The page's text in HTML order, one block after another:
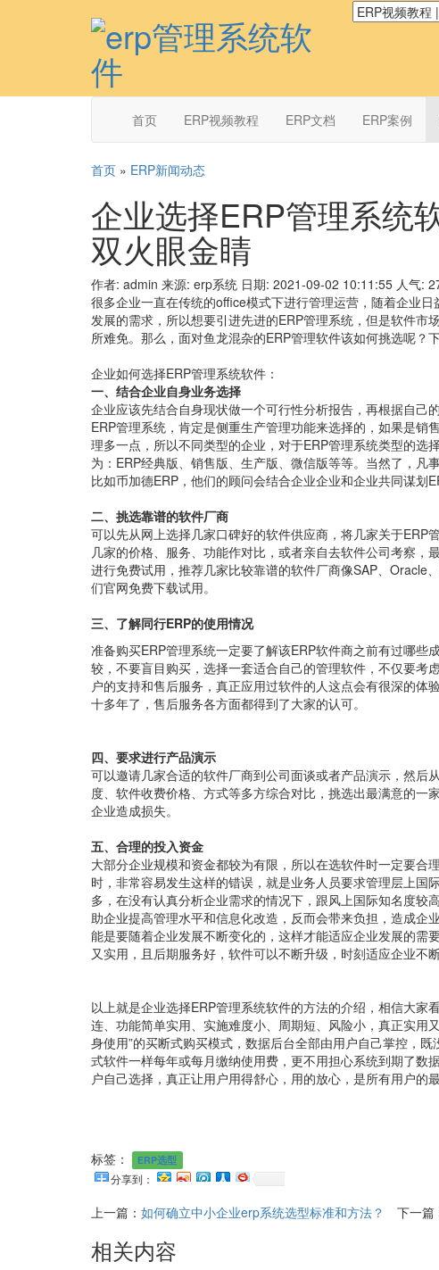
首页 ERP视频教程 ERP文档 ERP案例
首页 » ERP新闻动态
企业选择ERP管理系
双火眼金睛
作者: admin 来源: erp系统 日期: 2021-09-02 10:11:55 人气:
很多企业一直在传统的office模式下进行管理运营，随着企业
发展的需求，所以想要引进先进的ERP管理系统，但是软件
所难免。那么，面对鱼龙混杂的ERP管理软件该如何挑选呢？
企业如何选择ERP管理系统软件：
一、结合企业自身业务选择
企业应该先结合自身现状做一个可行性分析报告，再根据自己
ERP管理系统，肯定是侧重生产管理功能来选择的，如果是
理多一点，所以不同类型的企业，对于ERP管理系统类型的选
为：ERP经典版、销售版、生产版、微信版等等。当然了，凡
比如币加德ERP，他们的顾问会结合企业企业和企业共同谋划
二、挑选靠谱的软件厂商
可以先从网上选择几家口碑好的软件供应商，将几家关于
几家的价格、服务、功能作对比，或者亲自去软件公司考察
进行免费试用，推荐几家比较靠谱的软件厂商像SAP、Oracle
们官网免费下载试用。
三、 了解同行ERP的使用情况
准备购买ERP管理系统一定要了解该ERP软件商之前有过哪些
较，不要盲目购买，选择一套适合自己的管理软件，不仅要考
户的支持和售后服务，真正应用过软件的人这点会有很深的体
十多年了，售后服务各方面都得到了大家的认可。
四、 要求进行产品演示
可以邀请几家合适的软件厂商到公司面谈或者产品演示，然后
度、软件收费价格、方式等多方综合对比，挑选出最满意的
企业造成损失。
五、 合理的投入资金
大部分企业规模和资金都较为有限，所以在选软件时一定要
时，非常容易发生这样的错误，就是业务人员要求管理层上国
多，在没有认真分析企业需求的情况下，跟风上国际知名度
助企业提高管理水平和信息化改造，反而会带来负担，造成企
能是要随着企业发展不断变化的，这样才能适应企业发展的需
又实用，且后期服务好，软件可以不断升级，时刻适应企业不断
以上就是企业选择ERP管理系统软件的方法的介绍，相信大
连、功能简单实用、实施难度小、周期短、风险小，真正实用
身使用”的买断式购买模式，数据后台全部由用户自己掌控，
式软件一样每年或每月缴纳使用费，更不用担心系统到期了数
户自己选择，真正让用户用得舒心，用的放心，是所有用户的最
标签： ERP选型
分享到：
上一篇： 如何确立中小企业erp系统选型标准和方法？ 下一篇
相关内容